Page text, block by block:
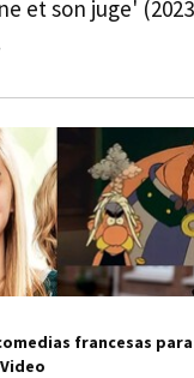
et son juge'
francesas